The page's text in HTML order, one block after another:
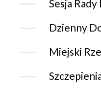
Sesja
Dzienny
Miejski